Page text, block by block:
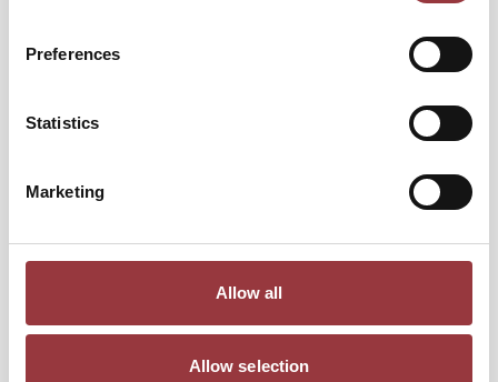
Preferences
Statistics
Marketing
Allow all
Allow selection